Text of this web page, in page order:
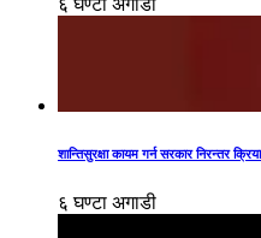
शान्तिसुरक्षा कायम गर्न सरकार निरन्तर
६ घण्टा अगाडी